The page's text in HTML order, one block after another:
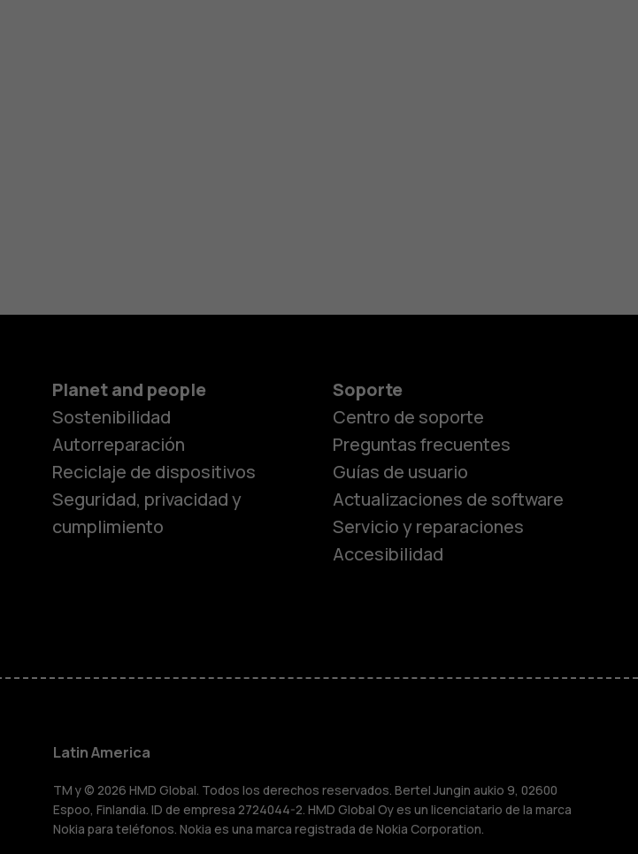
para
mayores
Terra M
Planet and people
Sostenibilidad
Autorreparación
Reciclaje de dispositivos
Seguridad, privacidad y
cumplimiento
Soporte
Centro de soporte
Preguntas frecuentes
Guías de usuario
Actualizaciones de software
Servicio y reparaciones
Accesibilidad
Latin America
TM y © 2026 HMD Global. Todos los derechos reservados. Bertel Jungin aukio 9, 02600
Espoo, Finlandia. ID de empresa 2724044-2. HMD Global Oy es un licenciatario de la marca
Nokia para teléfonos. Nokia es una marca registrada de Nokia Corporation.